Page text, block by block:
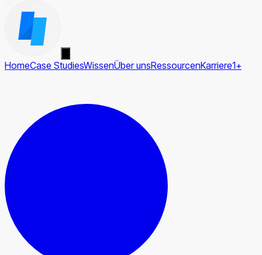
HomeCase StudiesWissenÜber unsRessourcenKarriere1+